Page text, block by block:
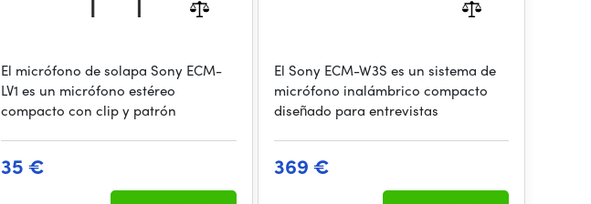
El micrófono de solapa Sony ECM-
LV1 es un micrófono estéreo
compacto con clip y patrón
35 €
El Sony ECM-W3S es un sistema de
micrófono inalámbrico compacto
diseñado para entrevistas
369 €